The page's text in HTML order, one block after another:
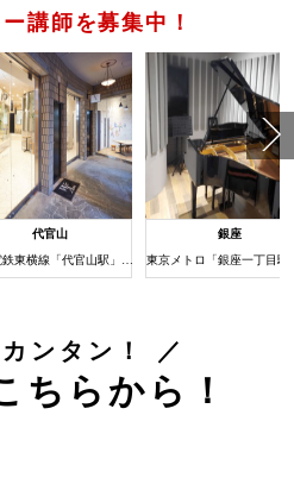
講師を募集中！
代官山 銀座
ンタン！ ／
ちらから！